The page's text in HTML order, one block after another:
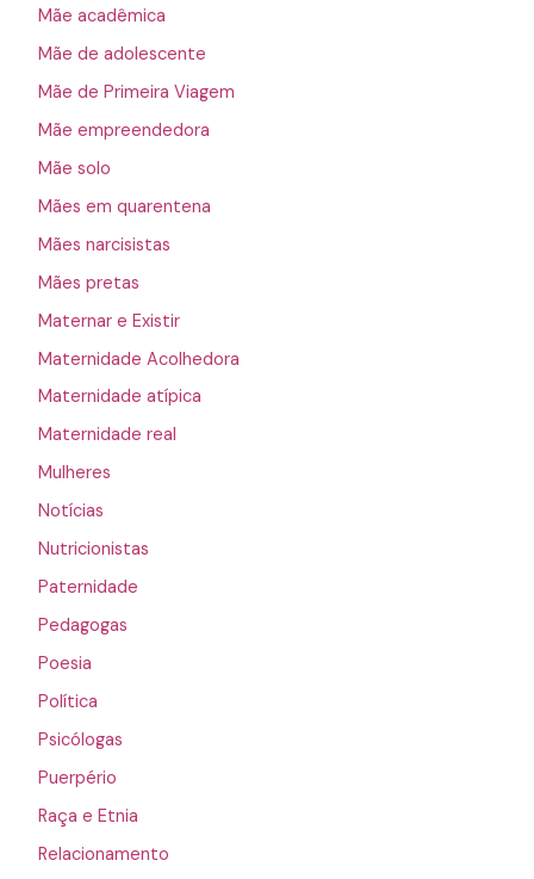
Mãe acadêmica
Mãe de adolescente
Mãe de Primeira Viagem
Mãe empreendedora
Mãe solo
Mães em quarentena
Mães narcisistas
Mães pretas
Maternar e Existir
Maternidade Acolhedora
Maternidade atípica
Maternidade real
Mulheres
Notícias
Nutricionistas
Paternidade
Pedagogas
Poesia
Política
Psicólogas
Puerpério
Raça e Etnia
Relacionamento